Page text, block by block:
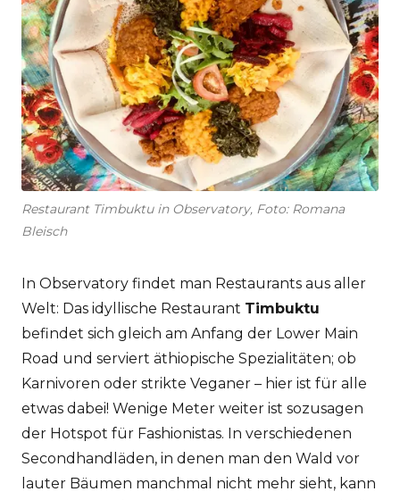
Restaurant Timbuktu in Observatory, Foto: Romana
Bleisch
In Observatory findet man Restaurants aus aller
Welt: Das idyllische Restaurant Timbuktu
befindet sich gleich am Anfang der Lower Main
Road und serviert äthiopische Spezialitäten; ob
Karnivoren oder strikte Veganer – hier ist für alle
etwas dabei! Wenige Meter weiter ist sozusagen
der Hotspot für Fashionistas. In verschiedenen
Secondhandläden, in denen man den Wald vor
lauter Bäumen manchmal nicht mehr sieht, kann